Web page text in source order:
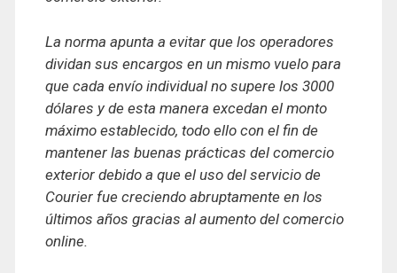
La norma apunta a evitar que los operadores
dividan sus encargos en un mismo vuelo para
que cada envío individual no supere los 3000
dólares y de esta manera excedan el monto
máximo establecido, todo ello con el fin de
mantener las buenas prácticas del comercio
exterior debido a que el uso del servicio de
Courier fue creciendo abruptamente en los
últimos años gracias al aumento del comercio
online.